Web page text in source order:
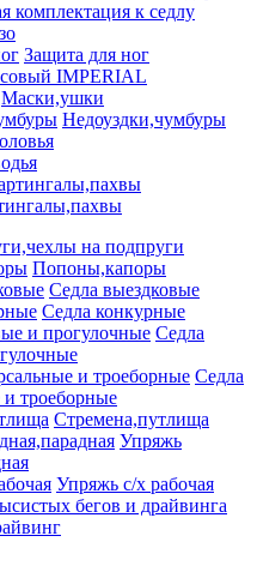
комплектация к седлу
Защита для ног
IMPERIAL
Маски,ушки
Недоуздки,чумбуры
на подпруги
Попоны,капоры
Седла выездковые
Седла конкурные
Седла
Седла
троеборные
Стремена,путлища
Упряжь
Упряжь с/х рабочая
бегов и драйвинга